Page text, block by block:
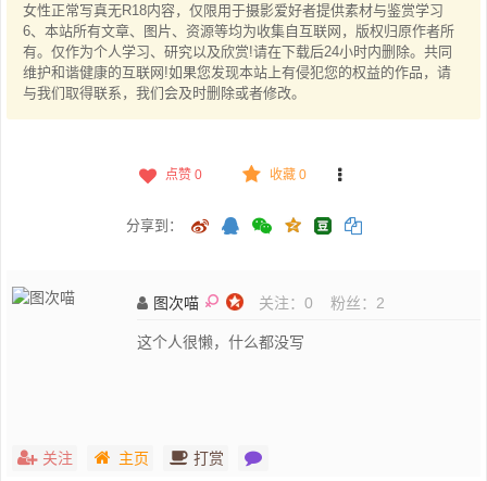
女性正常写真无R18内容，仅限用于摄影爱好者提供素材与鉴赏学习
6、本站所有文章、图片、资源等均为收集自互联网，版权归原作者所
有。仅作为个人学习、研究以及欣赏!请在下载后24小时内删除。共同
维护和谐健康的互联网!如果您发现本站上有侵犯您的权益的作品，请
与我们取得联系，我们会及时删除或者修改。
点赞 0 收藏 0
分享到：
图次喵 关注： 0 粉丝： 2
这个人很懒，什么都没写
关注 主页 打赏